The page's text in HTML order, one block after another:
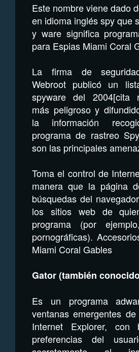
Este nombre viene dado
en idioma inglés spy que
y ware significa
para Espias Miami Coral
La firma de
Webroot publicó un
spyware del 2004[cita
más peligroso y
la información
programa de rastreo
son las principales
Toma el control de
manera que la página
búsquedas del
los sitios web de
programa (por
pornográficas).
Miami Coral Gables
Gator (también
Es un programa
ventanas emergentes
Internet Explorer,
preferencias del